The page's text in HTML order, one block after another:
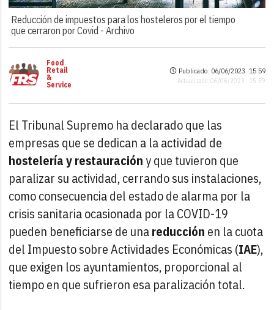
Reducción de impuestos para los hosteleros por el tiempo
que cerraron por Covid -Archivo
Food
Retail
&
Service
Publicado: 06/06/2023 ·15:59
Actualizado: 06/06/2023 · 15:59
El Tribunal Supremo ha declarado que las
empresas que se dedican a la actividad de
hostelería y restauracióny que tuvieron que
paralizar su actividad, cerrando sus instalaciones,
como consecuencia del estado de alarma por la
crisis sanitaria ocasionada por la COVID-19
pueden beneficiarse de unareducción en la cuota
del Impuesto sobre Actividades Económicas (IAE),
que exigen los ayuntamientos, proporcional al
tiempo en que sufrieron esa paralización total.